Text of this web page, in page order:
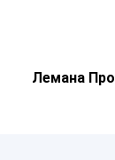
Лемана Про